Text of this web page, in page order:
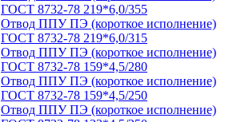
ГОСТ 8732-78 219*6,0/355
Отвод ППУ ПЭ (короткое исполнение)
ГОСТ 8732-78 219*6,0/315
Отвод ППУ ПЭ (короткое исполнение)
ГОСТ 8732-78 159*4,5/280
Отвод ППУ ПЭ (короткое исполнение)
ГОСТ 8732-78 159*4,5/250
Отвод ППУ ПЭ (короткое исполнение)